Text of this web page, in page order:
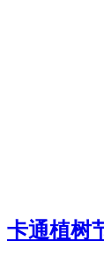
卡通植树